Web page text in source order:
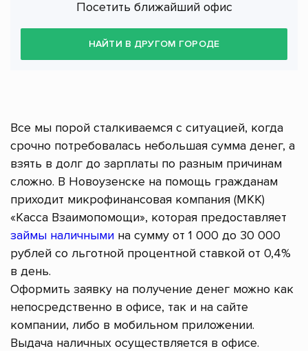
Посетить ближайший офис
НАЙТИ В ДРУГОМ ГОРОДЕ
Все мы порой сталкиваемся с ситуацией, когда
срочно потребовалась небольшая сумма денег, а
взять в долг до зарплаты по разным причинам
сложно. В Новоузенске на помощь гражданам
приходит микрофинансовая компания (МКК)
«Касса Взаимопомощи», которая предоставляет
займы наличными на сумму от 1 000 до 30 000
рублей со льготной процентной ставкой от 0,4%
в день.
Оформить заявку на получение денег можно как
непосредственно в офисе, так и на сайте
компании, либо в мобильном приложении.
Выдача наличных осуществляется в офисе.